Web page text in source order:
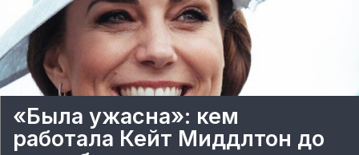
«Была ужасна»: кем
работала Кейт Миддлтон до